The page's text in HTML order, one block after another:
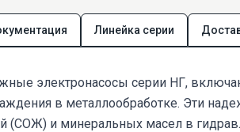
Линейка серии
электронасосы серии НГ,
в металлообработке. Эти
и минеральных масел в